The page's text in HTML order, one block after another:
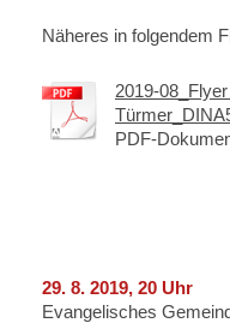
Näheres in folgendem
2019-
PDF-
29. 8. 2019, 20 Uhr
Evangelisches